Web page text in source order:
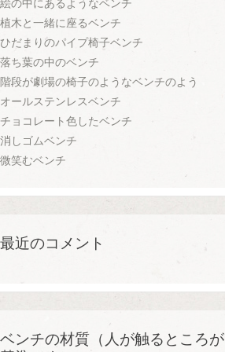
植木と一緒に座るベンチ
ひだまりのパイプ椅子ベンチ
落ち葉の中のベンチ
階段が劇場の椅子のようなベンチのよう
オールステンレスベンチ
チョコレート色したベンチ
消しゴムベンチ
微笑むベンチ
最近のコメント
ベンチの材質（人が触るところが